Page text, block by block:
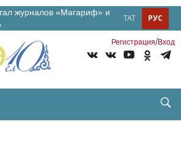
журналов «Мәгариф» и
РУС
ТАТ
Регистрация/Вход